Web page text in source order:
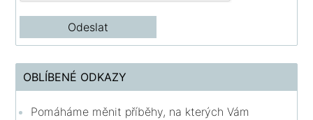
OBLÍBENÉ ODKAZY
Pomáháme měnit příběhy, na kterých Vám